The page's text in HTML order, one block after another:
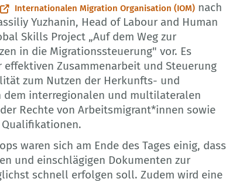
Internationalen Migration Organisation (IOM) nach
Yuzhanin, Head of Labour and Human
Skills Project „Auf dem Weg zur
in die Migrationssteuerung" vor. Es
Zusammenarbeit und Steuerung
zum Nutzen der Herkunfts- und
interregionalen und multilateralen
Rechte von Arbeitsmigrant*innen sowie
waren sich am Ende des Tages einig, dass
und einschlägigen Dokumenten zur
schnell erfolgen soll. Zudem wird eine